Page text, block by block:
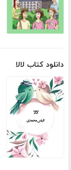
دانلود کتاب لالا